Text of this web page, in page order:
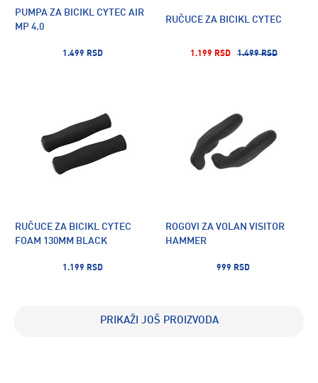
PUMPA ZA BICIKL CYTEC AIR
MP 4.0
1.499 RSD
RUČUCE ZA BICIKL CYTEC
1.199 RSD 1.499 RSD
RUČUCE ZA BICIKL CYTEC
FOAM 130MM BLACK
1.199 RSD
ROGOVI ZA VOLAN VISITOR
HAMMER
999 RSD
PRIKAŽI JOŠ PROIZVODA